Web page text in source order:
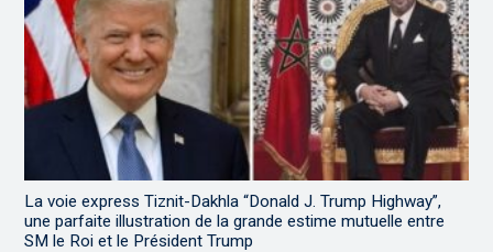
La voie express Tiznit-Dakhla “Donald J. Trump Highway”,
une parfaite illustration de la grande estime mutuelle entre
SM le Roi et le Président Trump